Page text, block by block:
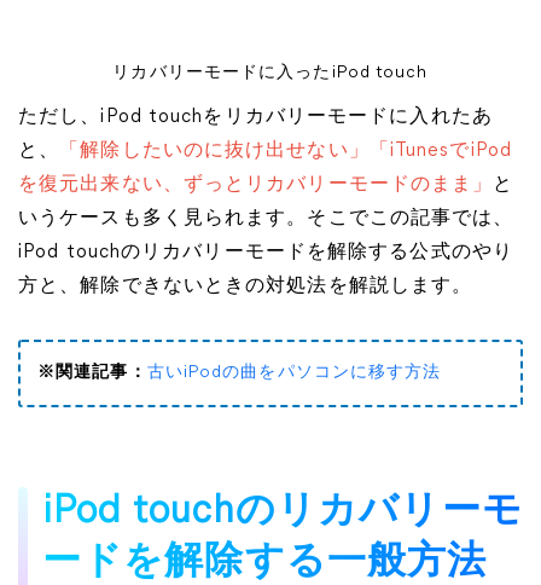
リカバリーモードに入ったiPod touch
ただし、iPod touchをリカバリーモードに入れたあ
と、
「解除したいのに抜け出せない」「iTunesでiPod
を復元出来ない、ずっとリカバリーモードのまま」
と
いうケースも多く見られます。そこでこの記事では、
iPod touchのリカバリーモードを解除する公式のやり
方と、解除できないときの対処法を解説します。
※関連記事： 古いiPodの曲をパソコンに移す方法
iPod touchのリカバリーモ
ードを解除する一般方法